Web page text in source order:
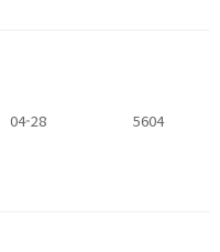
04-28 5604